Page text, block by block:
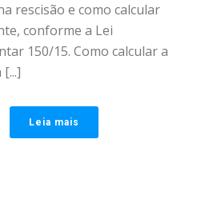
rescisão e como calcular
conforme a Lei
150/15. Como calcular a
Leia mais